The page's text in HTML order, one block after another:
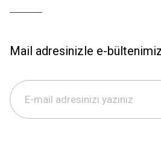
Mail adresinizle e-